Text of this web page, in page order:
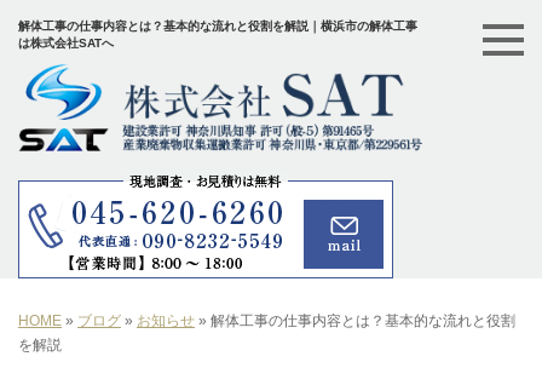
解体工事の仕事内容とは？基本的な流れと役割を解説｜横浜市の解体工事
は株式会社SATへ
HOME » ブログ » お知らせ » 解体工事の仕事内容とは？基本的な流れと役割
を解説